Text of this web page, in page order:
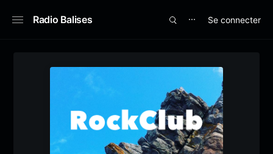
Radio Balises ⋯ Se connecter